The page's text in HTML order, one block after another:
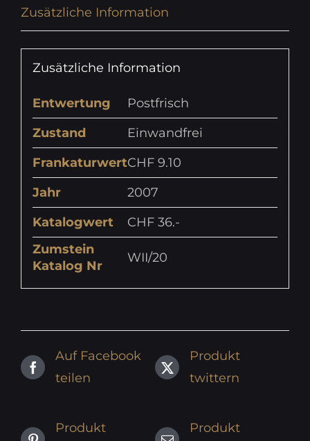
Zusätzliche Information
Zusätzliche Information
Entwertung
Postfrisch
Zustand
Einwandfrei
FrankaturwertCHF 9.10
Jahr
2007
Katalogwert
CHF 36.-
Zumstein
Katalog Nr
WII/20
Auf Facebook
teilen
Produkt
twittern
Produkt
Produkt